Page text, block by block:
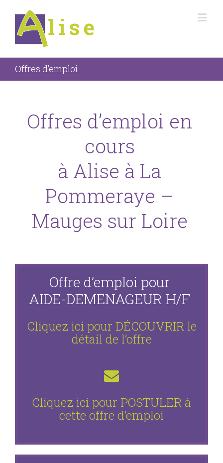
Offres d’emploi
Offres d’emploi en
cours
à Alise à La
Pommeraye –
Mauges sur Loire
Offre d’emploi pour
AIDE-DEMENAGEUR H/F
Cliquez ici pour DÉCOUVRIR le
détail de l’offre
Cliquez ici pour POSTULER à
cette offre d’emploi